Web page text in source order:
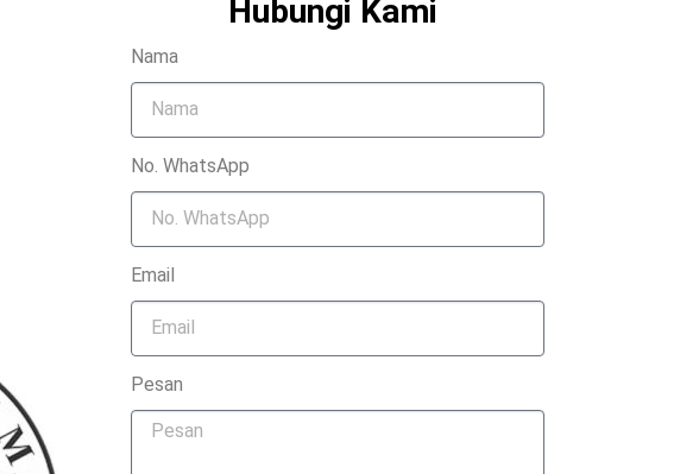
Hubungi Kami
Nama
No. WhatsApp
Email
Pesan